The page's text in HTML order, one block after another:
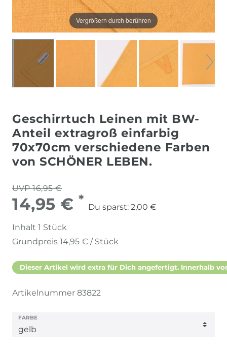
Vergrößern durch berühren
Geschirrtuch Leinen mit BW-
Anteil extragroß einfarbig
70x70cm verschiedene Farben
von SCHÖNER LEBEN.
UVP 16,95 €
14,95 € *
Du sparst: 2,00 €
Inhalt 1 Stück
Grundpreis 14,95 € / Stück
Dieser Artikel wird extra für Dich angefertigt. Innerhalb
Artikelnummer 83822
FARBE